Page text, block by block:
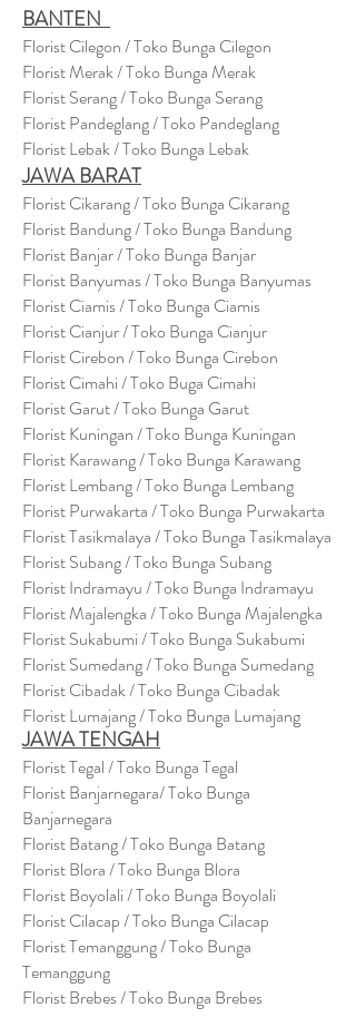
BANTEN
Florist Cilegon / Toko Bunga Cilegon
Florist Merak / Toko Bunga Merak
Florist Serang / Toko Bunga Serang
Florist Pandeglang / Toko Pandeglang
Florist Lebak / Toko Bunga Lebak
JAWA BARAT
Florist Cikarang/ Toko Bunga Cikarang
Florist Bandung / Toko Bunga Bandung
Florist Banjar / Toko Bunga Banjar
Florist Banyumas / Toko Bunga Banyumas
Florist Ciamis / Toko Bunga Ciamis
Florist Cianjur / Toko Bunga Cianjur
Florist Cirebon / Toko Bunga Cirebon
Florist Cimahi / Toko Buga Cimahi
Florist Garut / Toko Bunga Garut
Florist Kuningan / Toko Bunga Kuningan
Florist Karawang / Toko Bunga Karawang
Florist Lembang / Toko Bunga Lembang
Florist Purwakarta / Toko Bunga Purwakarta
Florist Tasikmalaya / Toko Bunga Tasikmalaya
Florist Subang / Toko Bunga Subang
Florist Indramayu / Toko Bunga Indramayu
Florist Majalengka / Toko Bunga Majalengka
Florist Sukabumi / Toko Bunga Sukabumi
Florist Sumedang / Toko Bunga Sumedang
Florist Cibadak / Toko Bunga Cibadak
Florist Lumajang / Toko Bunga Lumajang
JAWA TENGAH
Florist Tegal / Toko Bunga Tegal
Florist Banjarnegara/ Toko Bunga
Banjarnegara
Florist Batang / Toko Bunga Batang
Florist Blora / Toko Bunga Blora
Florist Boyolali / Toko Bunga Boyolali
Florist Cilacap / Toko Bunga Cilacap
Florist Temanggung / Toko Bunga
Temanggung
Florist Brebes / Toko Bunga Brebes